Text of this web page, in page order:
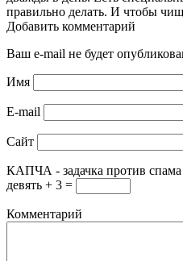
правильно делать. И чтобы
Добавить комментарий
Ваш e-mail не будет
Имя
E-mail
Сайт
КАПЧА - задачка против спама
девять + 3 =
Комментарий